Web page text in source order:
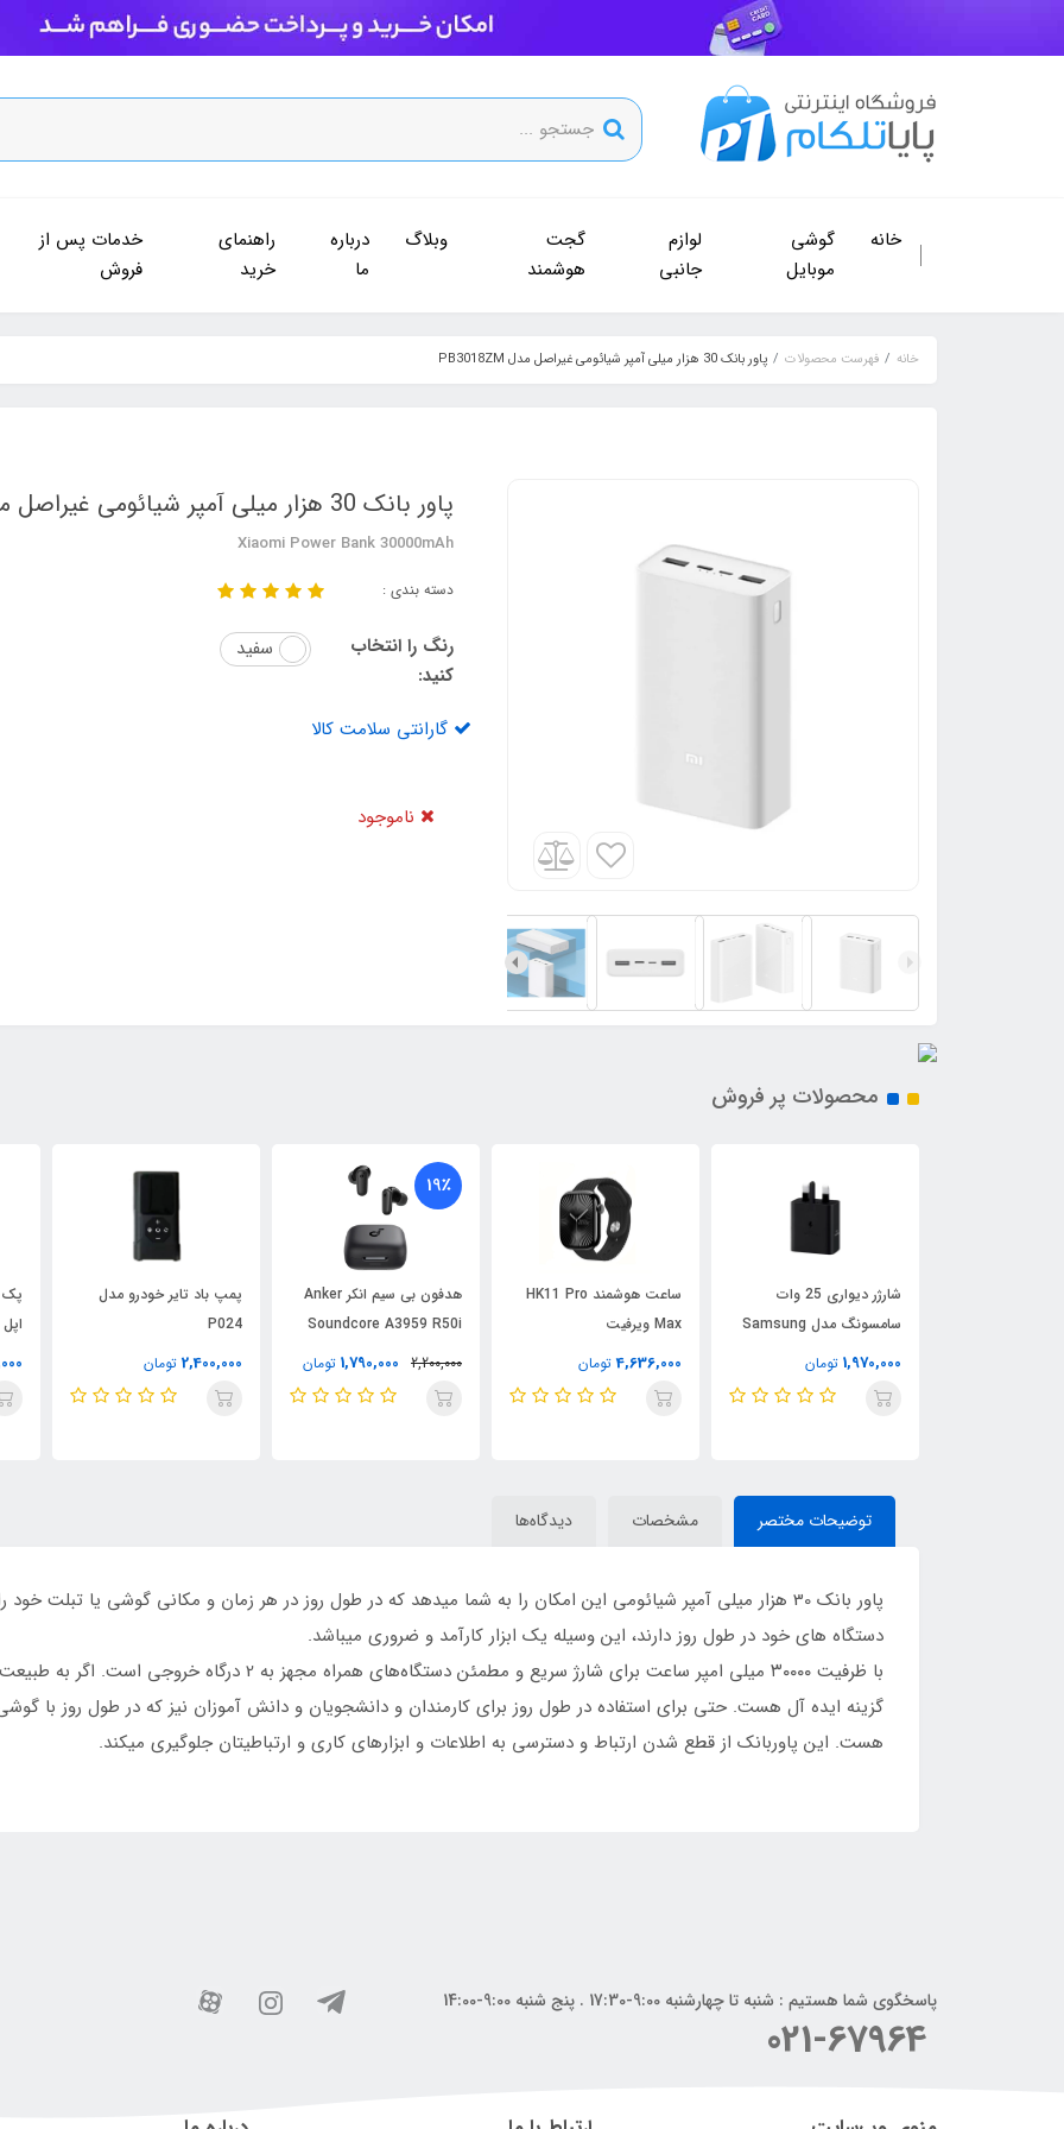
خانه
گوشی
موبایل
لوازم
جانبی
گجت
هوشمند
وبلاگ
درباره
ما
راهنمای
خرید
خدمات پس از
فروش
خانه فهرست محصولات پاور بانک 30 هزار میلی آمپر شیائومی غیراصل مدل PB3018ZM
پاور بانک 30 هزار میلی آمپر شیائومی غیراصل مدل PB3018ZM
Xiaomi Power Bank 30000mAh
دسته بندی :
رنگ را انتخاب
کنید:
سفید
گارانتی سلامت کالا
ناموجود
محصولات پر فروش
شارژر دیواری 25 وات
سامسونگ مدل Samsung
25W Adapter EP-T2510
1,970,000 تومان
ساعت هوشمند HK11 Pro
Max ویرفیت
4,636,000 تومان
19٪
هدفون بی سیم انکر Anker
Soundcore A3959 R50i
2,200,000
1,790,000 تومان
پمپ باد تایر خودرو مدل
P024
2,400,000 تومان
توضیحات مختصر مشخصات دیدگاه‌ها
پاور بانک 30 هزار میلی آمپر شیائومی این امکان را به شما میدهد که در طول روز در هر زمان و مکانی گوشی یا تبلت
دستگاه های خود در طول روز دارند، این وسیله یک ابزار کارآمد و ضروری میباشد.
با ظرفیت ۳۰۰۰۰ میلی امپر ساعت برای شارژ سریع و مطمئن
گزینه ایده آل هست. حتی برای استفاده در طول روز برای کارمندان و دانشجویان و دانش آموزان نیز که در طول روز با
هست. این پاوربانک از قطع شدن ارتباط و دسترسی به اطلاعات و ابزارهای کاری و ارتباطیتان جلوگیری میکند.
پاسخگوی شما هستیم : شنبه تا چهارشنبه 9:00-17:30 . پنج شنبه 9:00-14:00
021-67964